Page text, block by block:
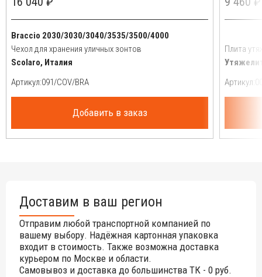
Braccio 2030/3030/3040/3535/3500/4000
Чехол для хранения уличных зонтов
Scolaro, Италия
Артикул:
Добавить в заказ
Плита
Артикул:
Доставим в ваш регион
Отправим любой транспортной компанией по
вашему выбору. Надёжная картонная упаковка
входит в стоимость. Также возможна доставка
курьером по Москве и области.
Самовывоз и доставка до большинства ТК - 0 руб.